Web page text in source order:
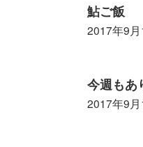
鮎ご飯
2017年9月
今週もあ
2017年9月